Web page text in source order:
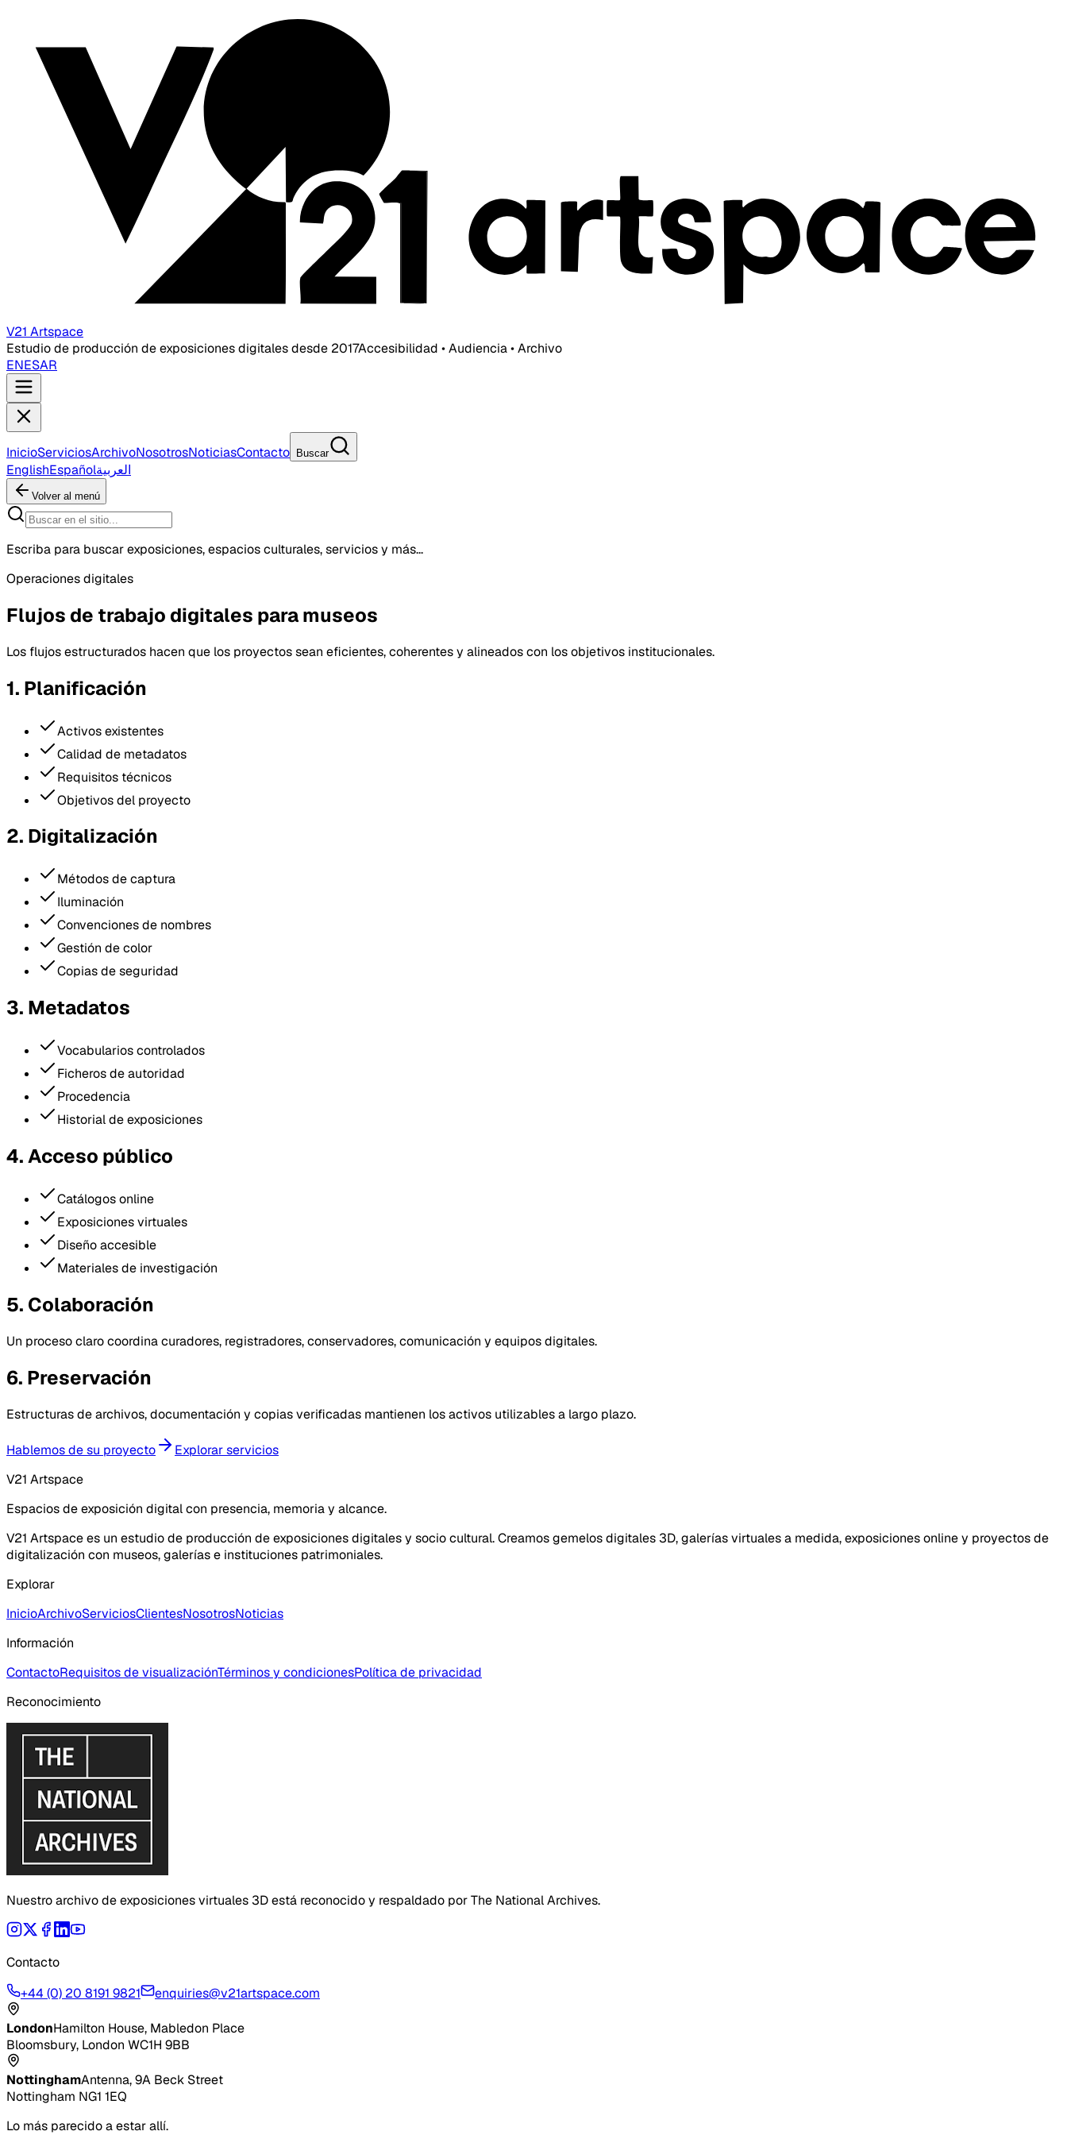
V21 Artspace
Estudio de producción de exposiciones digitales desde 2017Accesibilidad • Audiencia • Archivo
ENESAR
InicioServiciosArchivoNosotrosNoticiasContacto Buscar
EnglishEspañolالعربية
Volver al menú
Escriba para buscar exposiciones, espacios culturales, servicios y más...
Operaciones digitales
Flujos de trabajo digitales para museos
Los flujos estructurados hacen que los proyectos sean eficientes, coherentes y alineados con los objetivos institucionales.
1. Planificación
Activos existentes
Calidad de metadatos
Requisitos técnicos
Objetivos del proyecto
2. Digitalización
Métodos de captura
Iluminación
Convenciones de nombres
Gestión de color
Copias de seguridad
3. Metadatos
Vocabularios controlados
Ficheros de autoridad
Procedencia
Historial de exposiciones
4. Acceso público
Catálogos online
Exposiciones virtuales
Diseño accesible
Materiales de investigación
5. Colaboración
Un proceso claro coordina curadores, registradores, conservadores, comunicación y equipos digitales.
6. Preservación
Estructuras de archivos, documentación y copias verificadas mantienen los activos utilizables a largo plazo.
Hablemos de su proyecto
Explorar servicios
V21 Artspace
Espacios de exposición digital con presencia, memoria y alcance.
V21 Artspace es un estudio de producción de exposiciones digitales y socio cultural. Creamos gemelos digitales 3D, galerías virtuales a medida, exposiciones online y proyectos de
digitalización con museos, galerías e instituciones patrimoniales.
Explorar
InicioArchivoServiciosClientesNosotrosNoticias
Información
ContactoRequisitos de visualizaciónTérminos y condicionesPolítica de privacidad
Reconocimiento
Nuestro archivo de exposiciones virtuales 3D está reconocido y respaldado por The National Archives.
Contacto
+44 (0) 20 8191 9821
enquiries@v21artspace.com
LondonHamilton House, Mabledon Place
Bloomsbury, London WC1H 9BB
NottinghamAntenna, 9A Beck Street
Nottingham NG1 1EQ
Lo más parecido a estar allí.